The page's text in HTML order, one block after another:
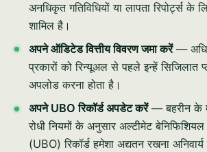
अनधिकृत गतिविधियों या लापता रिपोर्ट्स के
शामिल है।
अपने ऑडिटेड वित्तीय विवरण जमा करें—
प्रकारों को रिन्यूअल से पहले इन्हें सिजिलात
अपलोड करना होता है।
अपने UBO रिकॉर्ड अपडेट करें— बहरीन के
रोधी नियमों के अनुसार अल्टीमेट
(UBO) रिकॉर्ड हमेशा अद्यतन रखना अनिवार्य